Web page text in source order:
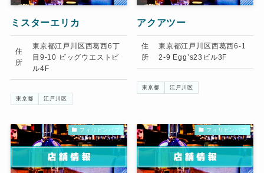
ミスターエリカ
住
所
東京都江戸川区西葛西6丁
目9-10 ビッグウエストビ
ル4F
東京都 江戸川区
アクアツー
住
所
東京都江戸川区西葛西6-1
2-9 Egg’s23ビル3F
東京都 江戸川区
フィリピンパブ フィリピンパブ